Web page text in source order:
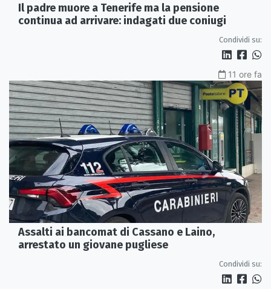
Il padre muore a Tenerife ma la pensione
continua ad arrivare: indagati due coniugi
Condividi su:
11 ore fa
Assalti ai bancomat di Cassano e Laino,
arrestato un giovane pugliese
Condividi su: